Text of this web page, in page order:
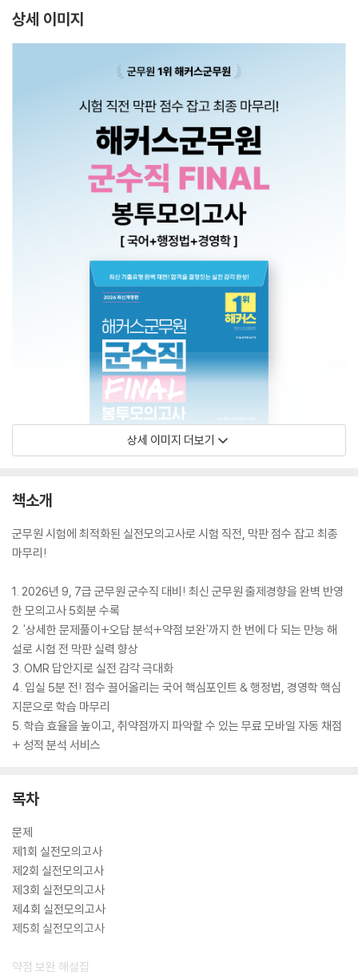
상세 이미지
상세 이미지 더보기
책소개
군무원 시험에 최적화된 실전모의고사로 시험 직전, 막판 점수 잡고 최종
마무리!
1. 2026년 9, 7급 군무원 군수직 대비! 최신 군무원 출제경향을 완벽 반영
한 모의고사 5회분 수록
2. '상세한 문제풀이+오답 분석+약점 보완'까지 한 번에 다 되는 만능 해
설로 시험 전 막판 실력 향상
3. OMR 답안지로 실전 감각 극대화
4. 입실 5분 전! 점수 끌어올리는 국어 핵심포인트 & 행정법, 경영학 핵심
지문으로 학습 마무리
5. 학습 효율을 높이고, 취약점까지 파악할 수 있는 무료 모바일 자동 채점
+ 성적 분석 서비스
목차
문제
제1회 실전모의고사
제2회 실전모의고사
제3회 실전모의고사
제4회 실전모의고사
제5회 실전모의고사
약점 보완 해설집